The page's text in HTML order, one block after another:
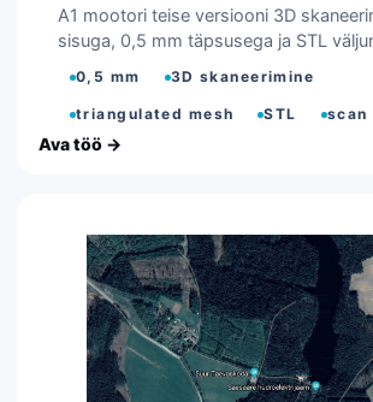
A1 mootori teise versiooni 3D
sisuga, 0,5 mm täpsusega ja STL
0,5 mm 3D skaneerimine
triangulated mesh STL scan